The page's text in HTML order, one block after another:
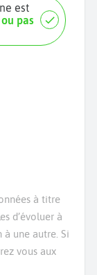
pas
à titre
d’évoluer à
une autre. Si
vous aux